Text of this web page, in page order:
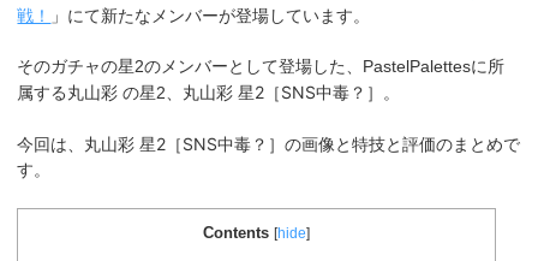
戦！
」にて新たなメンバーが登場しています。
そのガチャの星2のメンバーとして登場した、PastelPalettesに所
属する丸山彩 の星2、丸山彩星2［SNS中毒？ ］ 。
今回は、丸山彩星2［SNS中毒？ ］の画像と特技と評価のまとめで
す。
Contents [hide]